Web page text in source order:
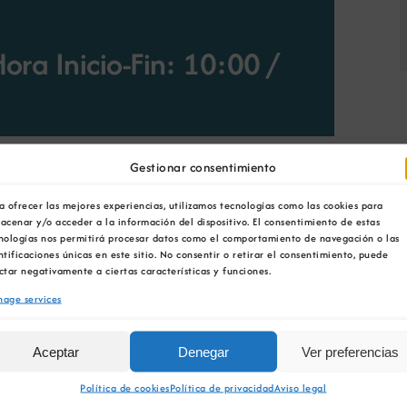
Gestionar consentimiento
ofrecer las mejores experiencias, utilizamos tecnologías como las cookies para
y/o acceder a la información del dispositivo. El consentimiento de estas
nos permitirá procesar datos como el comportamiento de navegación o las
únicas en este sitio. No consentir o retirar el consentimiento, puede
negativamente a ciertas características y funciones.
services
Aceptar Denegar Ver preferencias
Política de cookiesPolítica de privacidadAviso legal
Inicio-Fin: 10:00/
(Asociación Nacional de Industrias
https://forms.gle/dfcz1USvRnvgzxzg8